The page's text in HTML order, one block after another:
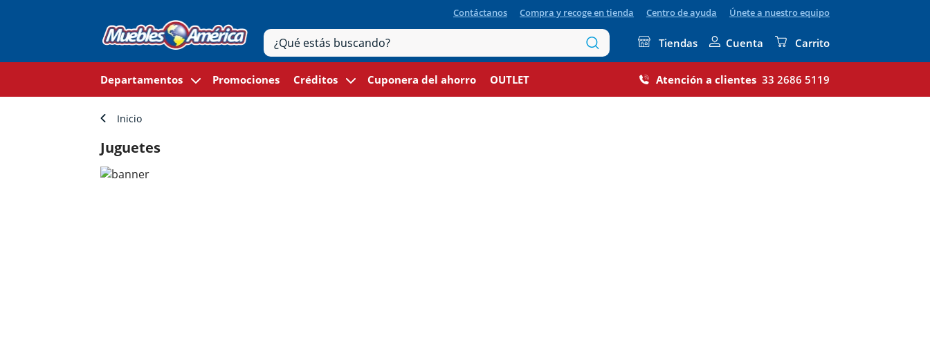
Contáctanos Compra y recoge en tienda Centro de ayuda Únete a nuestro equipo
Tiendas Cuenta Carrito
Departamentos Promociones Créditos Cuponera del ahorro OUTLET Atención a clientes 33 2686 5119
Inicio
Juguetes